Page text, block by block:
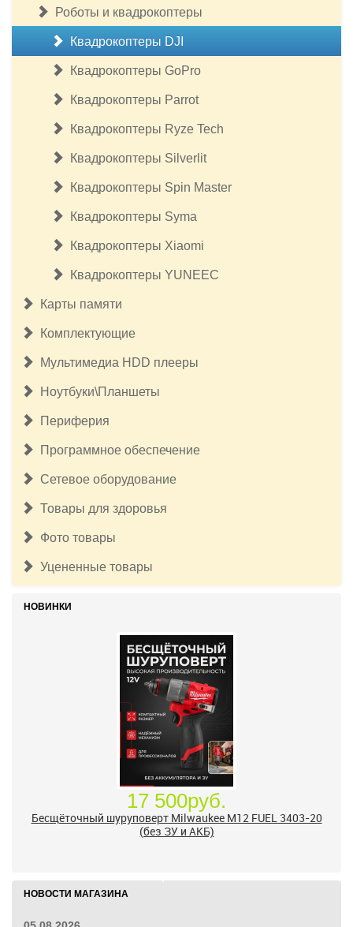
Роботы и квадрокоптеры
Квадрокоптеры DJI
Квадрокоптеры GoPro
Квадрокоптеры Parrot
Квадрокоптеры Ryze Tech
Квадрокоптеры Silverlit
Квадрокоптеры Spin Master
Квадрокоптеры Syma
Квадрокоптеры Xiaomi
Квадрокоптеры YUNEEC
Карты памяти
Комплектующие
Мультимедиа HDD плееры
Ноутбуки\Планшеты
Периферия
Программное обеспечение
Сетевое оборудование
Товары для здоровья
Фото товары
Уцененные товары
НОВИНКИ
17 500руб.
Бесщёточный шуруповерт Milwaukee M12 FUEL 3403-20
(без ЗУ и АКБ)
НОВОСТИ МАГАЗИНА